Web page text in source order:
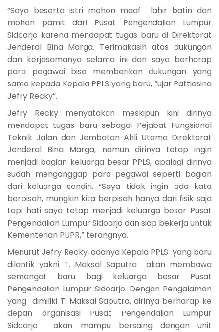
“Saya beserta istri mohon maaf lahir batin dan
mohon pamit dari Pusat Pengendalian Lumpur
Sidoarjo karena mendapat tugas baru di Direktorat
Jenderal Bina Marga. Terimakasih atas dukungan
dan kerjasamanya selama ini dan saya berharap
para pegawai bisa memberikan dukungan yang
sama kepada Kepala PPLS yang baru, “ujar Pattiasina
Jefry Recky”.
Jefry Recky menyatakan meskipun kini dirinya
mendapat tugas baru sebagai Pejabat Fungsional
Teknik Jalan dan Jembatan Ahli Utama Direktorat
Jenderal Bina Marga, namun dirinya tetap ingin
menjadi bagian keluarga besar PPLS, apalagi dirinya
sudah menganggap para pegawai seperti bagian
dari keluarga sendiri. “Saya tidak ingin ada kata
berpisah, mungkin kita berpisah hanya dari fisik saja
tapi hati saya tetap menjadi keluarga besar Pusat
Pengendalian Lumpur Sidoarjo dan siap bekerja untuk
Kementerian PUPR,” terangnya.
Menurut Jefry Recky, adanya Kepala PPLS yang baru
dilantik yakni T. Maksal Saputra akan membawa
semangat baru bagi keluarga besar Pusat
Pengendalian Lumpur Sidoarjo. Dengan Pengalaman
yang dimiliki T. Maksal Saputra, dirinya berharap ke
depan organisasi Pusat Pengendalian Lumpur
Sidoarjo akan mampu bersaing dengan unit